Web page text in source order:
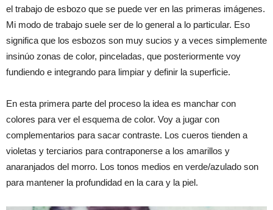
el trabajo de esbozo que se puede ver en las primeras imágenes.
Mi modo de trabajo suele ser de lo general a lo particular. Eso
significa que los esbozos son muy sucios y a veces simplemente
insinúo zonas de color, pinceladas, que posteriormente voy
fundiendo e integrando para limpiar y definir la superficie.
En esta primera parte del proceso la idea es manchar con
colores para ver el esquema de color. Voy a jugar con
complementarios para sacar contraste. Los cueros tienden a
violetas y terciarios para contraponerse a los amarillos y
anaranjados del morro. Los tonos medios en verde/azulado son
para mantener la profundidad en la cara y la piel.